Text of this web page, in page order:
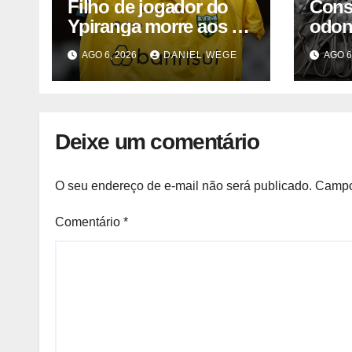
Filho de jogador do
Ypiranga morre aos 2
anos após acidente
AGO 6, 2026 DANIEL WEGE
2025
AGO
Deixe um comentário
O seu endereço de e-mail não será publicado.
Comentário *